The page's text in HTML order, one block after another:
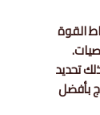
القوة
تحديد
بأفضل